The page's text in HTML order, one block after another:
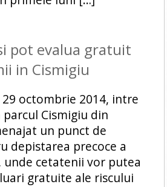
pot evalua gratuit
in Cismigiu
octombrie 2014, intre
parcul Cismigiu din
un punct de
depistarea precoce a
cetatenii vor putea
gratuite ale riscului